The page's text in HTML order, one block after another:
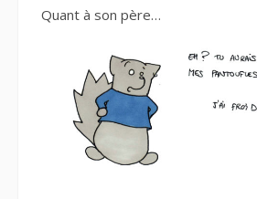
Quant à son père…